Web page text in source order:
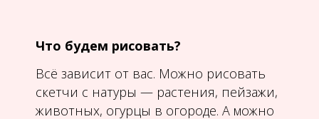
Что будем рисовать?
Всё зависит от вас. Можно рисовать
скетчи с натуры — растения, пейзажи,
животных, огурцы в огороде. А можно